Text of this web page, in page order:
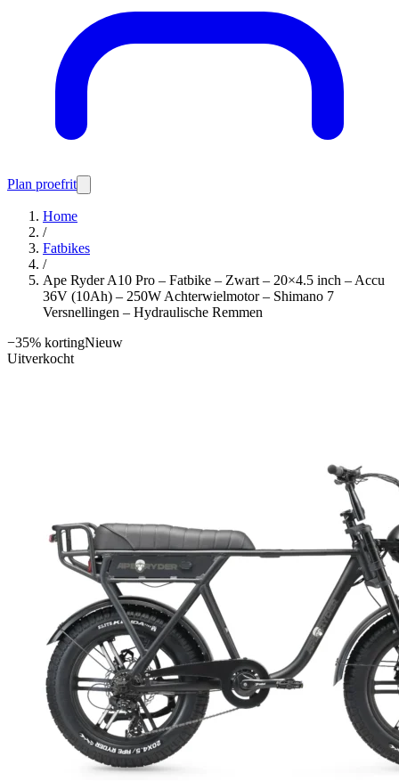
Plan proefrit
Home
/
Fatbikes
/
Ape Ryder A10 Pro – Fatbike – Zwart – 20×4.5 inch – Accu
36V (10Ah) – 250W Achterwielmotor – Shimano 7
Versnellingen – Hydraulische Remmen
−35% kortingNieuw
Uitverkocht